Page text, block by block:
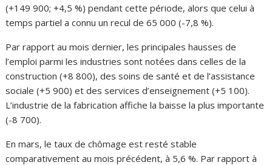
(+149 900; +4,5 %) pendant cette période, alors que celui à
temps partiel a connu un recul de 65 000 (-7,8 %).
Par rapport au mois dernier, les principales hausses de
l’emploi parmi les industries sont notées dans celles de la
construction (+8 800), des soins de santé et de l’assistance
sociale (+5 900) et des services d’enseignement (+5 100).
L’industrie de la fabrication affiche la baisse la plus importante
(-8 700).
En mars, le taux de chômage est resté stable
comparativement au mois précédent, à 5,6 %. Par rapport à